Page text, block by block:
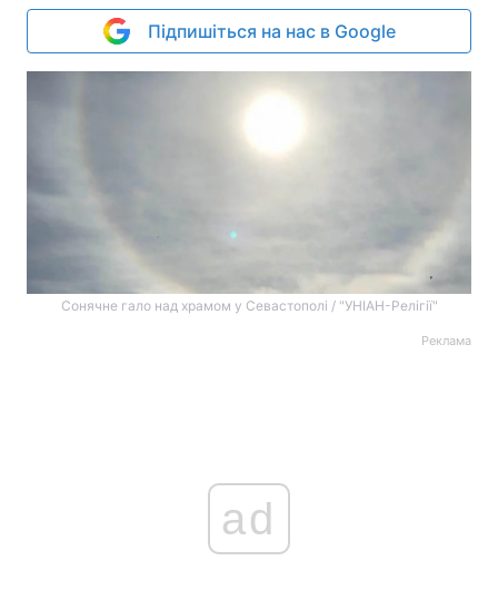
Підпишіться на нас в Google
Сонячне гало над храмом у Севастополі / "УНІАН-Релігії"
Реклама
ad